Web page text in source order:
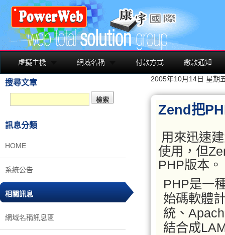
虛擬主機 網域名稱 付款方式 繳款通知
搜尋文章
訊息分類
HOME
系統公告
相關訊息
網域名稱訊息區
2005年10月14日 星期
Zend把
用來迅速
使用，但
PHP版本。
PHP是一
始碼軟體
統、
結合成